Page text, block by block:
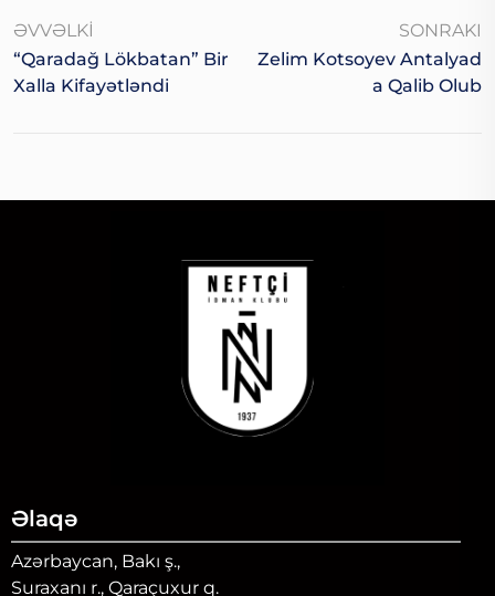
ƏVVƏLKI
“Qaradağ Lökbatan” Bir
Xalla Kifayətləndi
SONRAKI
Zelim Kotsoyev Antalyad
A Qalib Olub
Əlaqə
Azərbaycan, Bakı ş.,
Suraxanı r., Qaraçuxur q.